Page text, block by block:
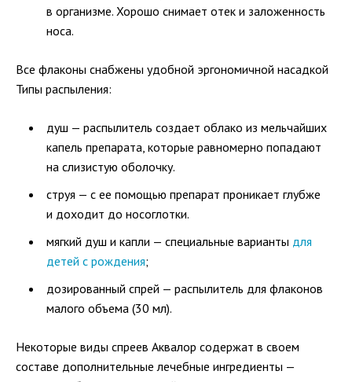
в организме. Хорошо снимает отек и заложенность
носа.
Все флаконы снабжены удобной эргономичной насадкой
Типы распыления:
душ — распылитель создает облако из мельчайших
капель препарата, которые равномерно попадают
на слизистую оболочку.
струя — с ее помощью препарат проникает глубже
и доходит до носоглотки.
мягкий душ и капли — специальные варианты для
детей с рождения;
дозированный спрей — распылитель для флаконов
малого объема (30 мл).
Некоторые виды спреев Аквалор содержат в своем
составе дополнительные лечебные ингредиенты —